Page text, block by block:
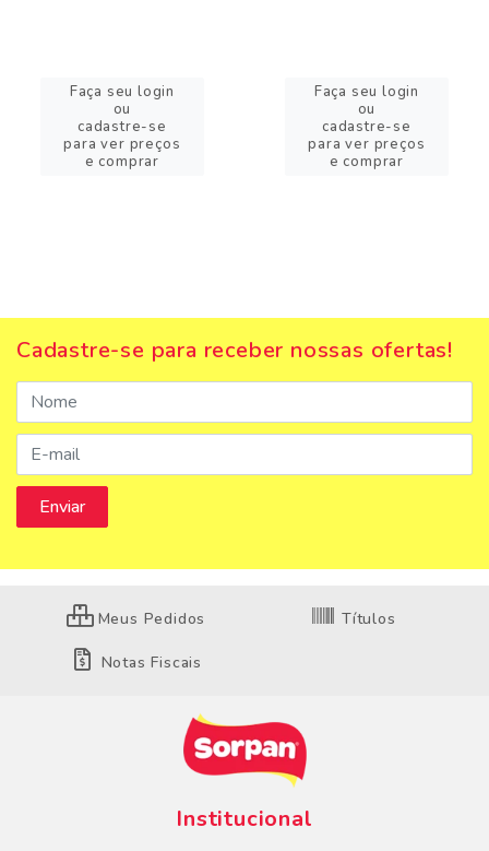
Faça seu login
ou
cadastre-se
para ver preços
e comprar
Faça seu login
ou
cadastre-se
para ver preços
e comprar
Cadastre-se para receber nossas ofertas!
Meus Pedidos Títulos
Notas Fiscais
Institucional